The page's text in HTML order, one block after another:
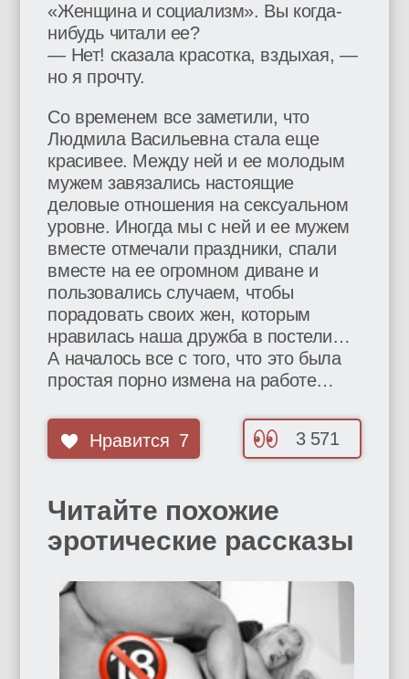
«Женщина и социализм». Вы когда-
нибудь читали ее?
— Нет! сказала красотка, вздыхая, —
но я прочту.
Со временем все заметили, что
Людмила Васильевна стала еще
красивее. Между ней и ее молодым
мужем завязались настоящие
деловые отношения на сексуальном
уровне. Иногда мы с ней и ее мужем
вместе отмечали праздники, спали
вместе на ее огромном диване и
пользовались случаем, чтобы
порадовать своих жен, которым
нравилась наша дружба в постели…
А началось все с того, что это была
простая порно измена на работе…
Нравится 7 3 571
Читайте похожие
эротические рассказы